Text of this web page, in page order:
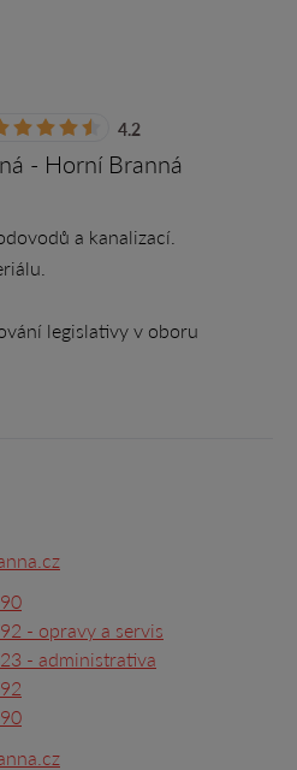
4.2
- Horní Branná
a kanalizací.
legislativy v oboru
- opravy a servis
- administrativa